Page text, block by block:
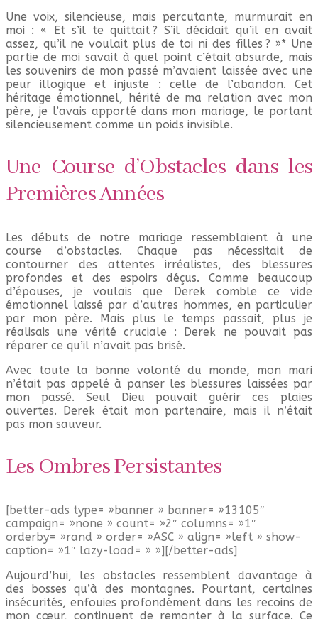
Une voix, silencieuse, mais percutante, murmurait en
moi : « Et s’il te quittait ? S’il décidait qu’il en avait
assez, qu’il ne voulait plus de toi ni des filles ? »* Une
partie de moi savait à quel point c’était absurde, mais
les souvenirs de mon passé m’avaient laissée avec une
peur illogique et injuste : celle de l’abandon. Cet
héritage émotionnel, hérité de ma relation avec mon
père, je l’avais apporté dans mon mariage, le portant
silencieusement comme un poids invisible.
Une Course d’Obstacles dans les
Premières Années
Les débuts de notre mariage ressemblaient à une
course d’obstacles. Chaque pas nécessitait de
contourner des attentes irréalistes, des blessures
profondes et des espoirs déçus. Comme beaucoup
d’épouses, je voulais que Derek comble ce vide
émotionnel laissé par d’autres hommes, en particulier
par mon père. Mais plus le temps passait, plus je
réalisais une vérité cruciale : Derek ne pouvait pas
réparer ce qu’il n’avait pas brisé.
Avec toute la bonne volonté du monde, mon mari
n’était pas appelé à panser les blessures laissées par
mon passé. Seul Dieu pouvait guérir ces plaies
ouvertes. Derek était mon partenaire, mais il n’était
pas mon sauveur.
Les Ombres Persistantes
[better-ads type= »banner » banner= »13105″
campaign= »none » count= »2″ columns= »1″
orderby= »rand » order= »ASC » align= »left » show-
caption= »1″ lazy-load= » »][/better-ads]
Aujourd’hui, les obstacles ressemblent davantage à
des bosses qu’à des montagnes. Pourtant, certaines
insécurités, enfouies profondément dans les recoins de
mon cœur, continuent de remonter à la surface. Ce